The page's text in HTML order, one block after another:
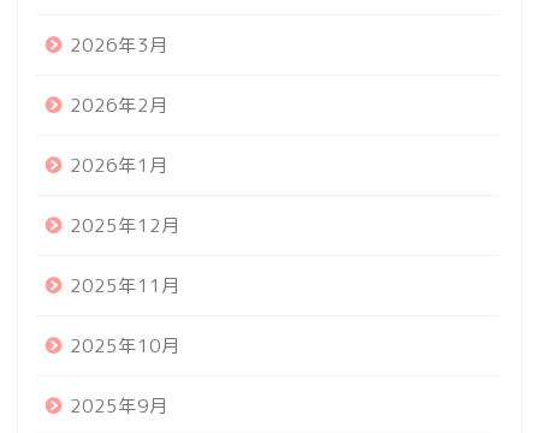
2026年3月
2026年2月
2026年1月
2025年12月
2025年11月
2025年10月
2025年9月